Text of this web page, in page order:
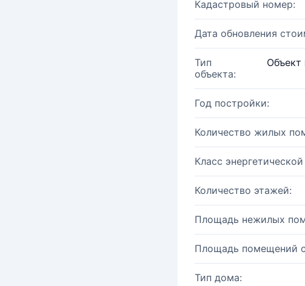
Кадастровый номер:
Дата обновления
Тип
объекта:
Объект
Год постройки:
Количество жилых
Класс
Количество этажей:
Площадь нежилых
Площадь помещений
Тип дома: